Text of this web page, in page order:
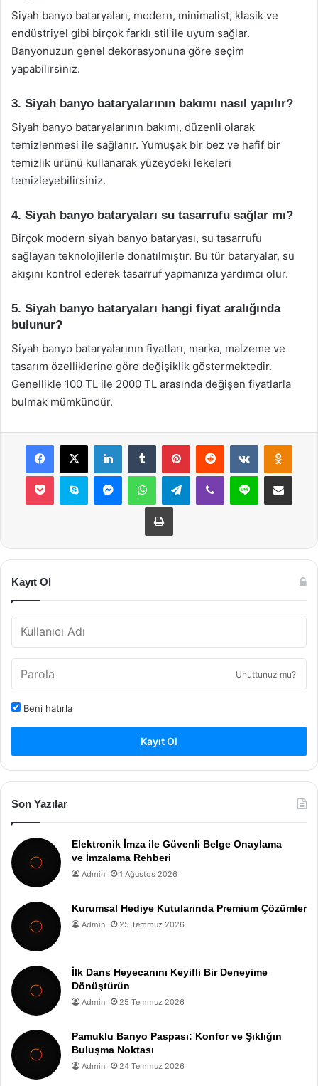
Siyah banyo bataryaları, modern, minimalist, klasik ve
endüstriyel gibi birçok farklı stil ile uyum sağlar.
Banyonuzun genel dekorasyonuna göre seçim
yapabilirsiniz.
3. Siyah banyo bataryalarının bakımı nasıl yapılır?
Siyah banyo bataryalarının bakımı, düzenli olarak
temizlenmesi ile sağlanır. Yumuşak bir bez ve hafif bir
temizlik ürünü kullanarak yüzeydeki lekeleri
temizleyebilirsiniz.
4. Siyah banyo bataryaları su tasarrufu sağlar mı?
Birçok modern siyah banyo bataryası, su tasarrufu
sağlayan teknolojilerle donatılmıştır. Bu tür bataryalar, su
akışını kontrol ederek tasarruf yapmanıza yardımcı olur.
5. Siyah banyo bataryaları hangi fiyat aralığında
bulunur?
Siyah banyo bataryalarının fiyatları, marka, malzeme ve
tasarım özelliklerine göre değişiklik göstermektedir.
Genellikle 100 TL ile 2000 TL arasında değişen fiyatlarla
bulmak mümkündür.
Facebook
X LinkedInTumblr PinterestReddit VKontakte
Pocket Skype MessengerWhatsAppTelegramViber Line E-Posta ile
Yazdır
Kayıt Ol
Unuttunuz mu?
Beni hatırla
Kayıt Ol
Son Yazılar
Elektronik İmza ile Güvenli Belge Onaylama
ve İmzalama Rehberi
Admin 1 Ağustos 2026
Kurumsal Hediye Kutularında Premium Çözümler
Admin 25 Temmuz 2026
İlk Dans Heyecanını Keyifli Bir Deneyime
Dönüştürün
Admin 25 Temmuz 2026
Pamuklu Banyo Paspası: Konfor ve Şıklığın
Buluşma Noktası
Admin 24 Temmuz 2026